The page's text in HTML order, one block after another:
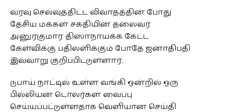
வரவு செலவுத்திட்ட விவாதத்தின் போது
தேசிய மக்கள் சக்தியின் தலைவர்
அனுரகுமார திஸாநாயக்க கேட்ட
கேள்விக்கு பதிலளிக்கும் போதே ஜனாதிபதி
இவ்வாறு குறிப்பிட்டுள்ளார்.
டுபாய் நாட்டில் உள்ள வங்கி ஒன்றில் ஒரு
பில்லியன் டொலர்கள் வைப்பு
செய்யப்பட்டுள்ளதாக வெளியான செய்தி